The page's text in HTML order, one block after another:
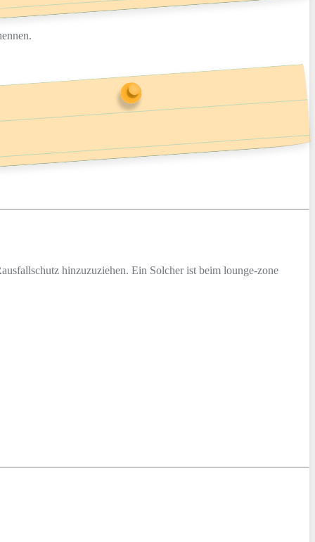
hinzuzuziehen. Ein Solcher ist beim lounge-zone